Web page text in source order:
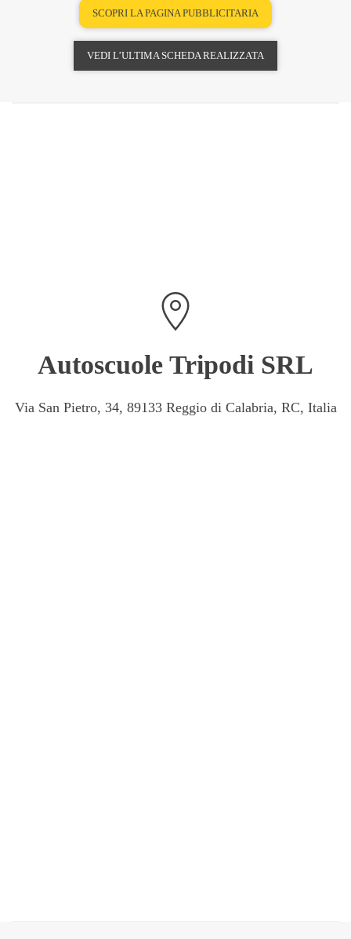
SCOPRI LA PAGINA PUBBLICITARIA
VEDI L’ULTIMA SCHEDA REALIZZATA
Autoscuole Tripodi SRL
Via San Pietro, 34, 89133 Reggio di Calabria, RC, Italia